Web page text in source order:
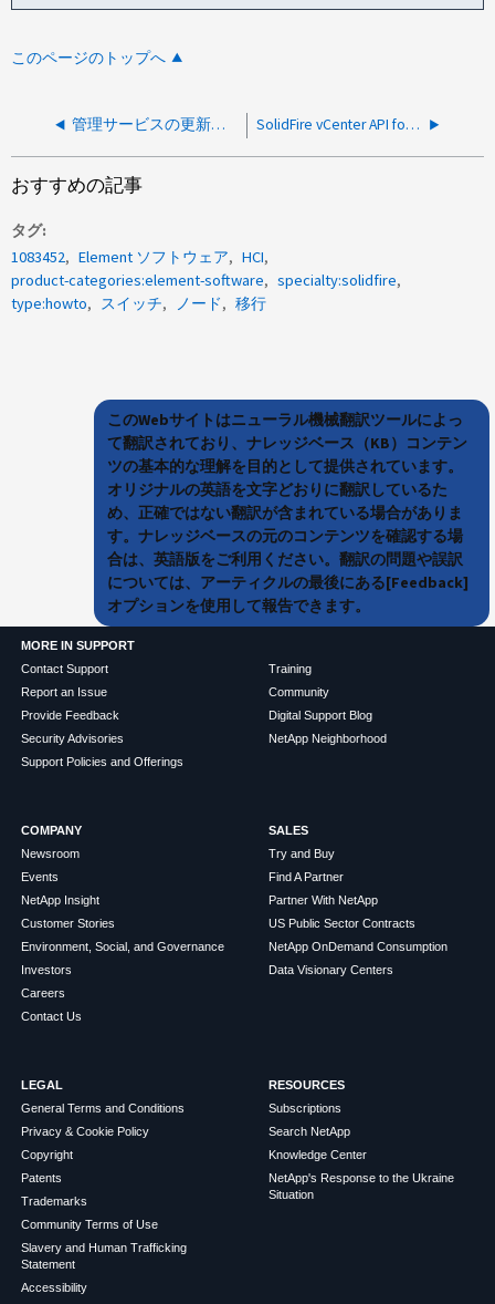
このページのトップへ
管理サービスの更新パッケージを Element mNode に手動でアップロードする方法 SolidFire vCenter API for Storage Awareness （ VASA ）を vSphere インスタンス間で移行する方法
おすすめの記事
タグ
1083452
Element ソフトウェア
HCI
product-categories:element-software
specialty:solidfire
type:howto
スイッチ ノード 移行
このWebサイトはニューラル機械翻訳ツールによっ
て翻訳されており、ナレッジベース（KB）コンテン
ツの基本的な理解を目的として提供されています。
オリジナルの英語を文字どおりに翻訳しているた
め、正確ではない翻訳が含まれている場合がありま
す。ナレッジベースの元のコンテンツを確認する場
合は、英語版をご利用ください。翻訳の問題や誤訳
については、アーティクルの最後にある[Feedback]
オプションを使用して報告できます。
MORE IN SUPPORT
Contact Support
Report an Issue
Provide Feedback
Security Advisories
Support Policies and Offerings
Training
Community
Digital Support Blog
NetApp Neighborhood
COMPANY
Newsroom
Events
NetApp Insight
Customer Stories
Environment, Social, and Governance
Investors
Careers
Contact Us
SALES
Try and Buy
Find A Partner
Partner With NetApp
US Public Sector Contracts
NetApp OnDemand Consumption
Data Visionary Centers
LEGAL
General Terms and Conditions
Privacy & Cookie Policy
Copyright
Patents
Trademarks
Community Terms of Use
Slavery and Human Trafficking
Statement
Accessibility
RESOURCES
Subscriptions
Search NetApp
Knowledge Center
NetApp's Response to the Ukraine
Situation